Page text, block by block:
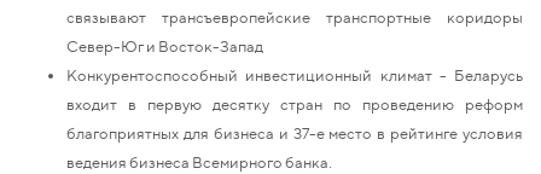
связывают трансъевропейские транспортные коридоры
Север-Юг и Восток-Запад
Конкурентоспособный инвестиционный климат - Беларусь
входит в первую десятку стран по проведению реформ
благоприятных для бизнеса и 37-е место в рейтинге условия
ведения бизнеса Всемирного банка.